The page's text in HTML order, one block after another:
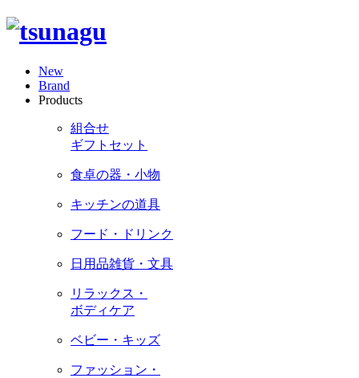
New
Brand
Products
組合せ
ギフトセット
食卓の器・小物
キッチンの道具
フード・ドリンク
日用品雑貨・文具
リラックス・
ボディケア
ベビー・キッズ
ファッション・